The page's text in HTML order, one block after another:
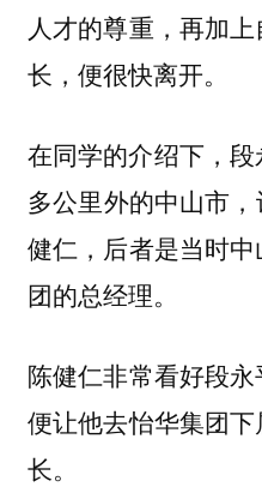
人才的尊重，再加
长，便很快离开。
在同学的介绍下，
多公里外的中山市
健仁，后者是当时
团的总经理。
陈健仁非常看好段
便让他去怡华集团
长。